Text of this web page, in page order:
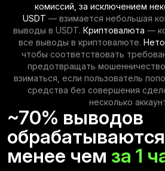
комиссий, за исключением
USDT — взимается небольшая
выводы в USDT. Криптовалюта —
все выводы в криптовалюте.
чтобы соответствовать
предотвращать
взиматься, если пользователь
средства без совершения
несколько
~70% выводов
обрабатываются
менее чем за 1